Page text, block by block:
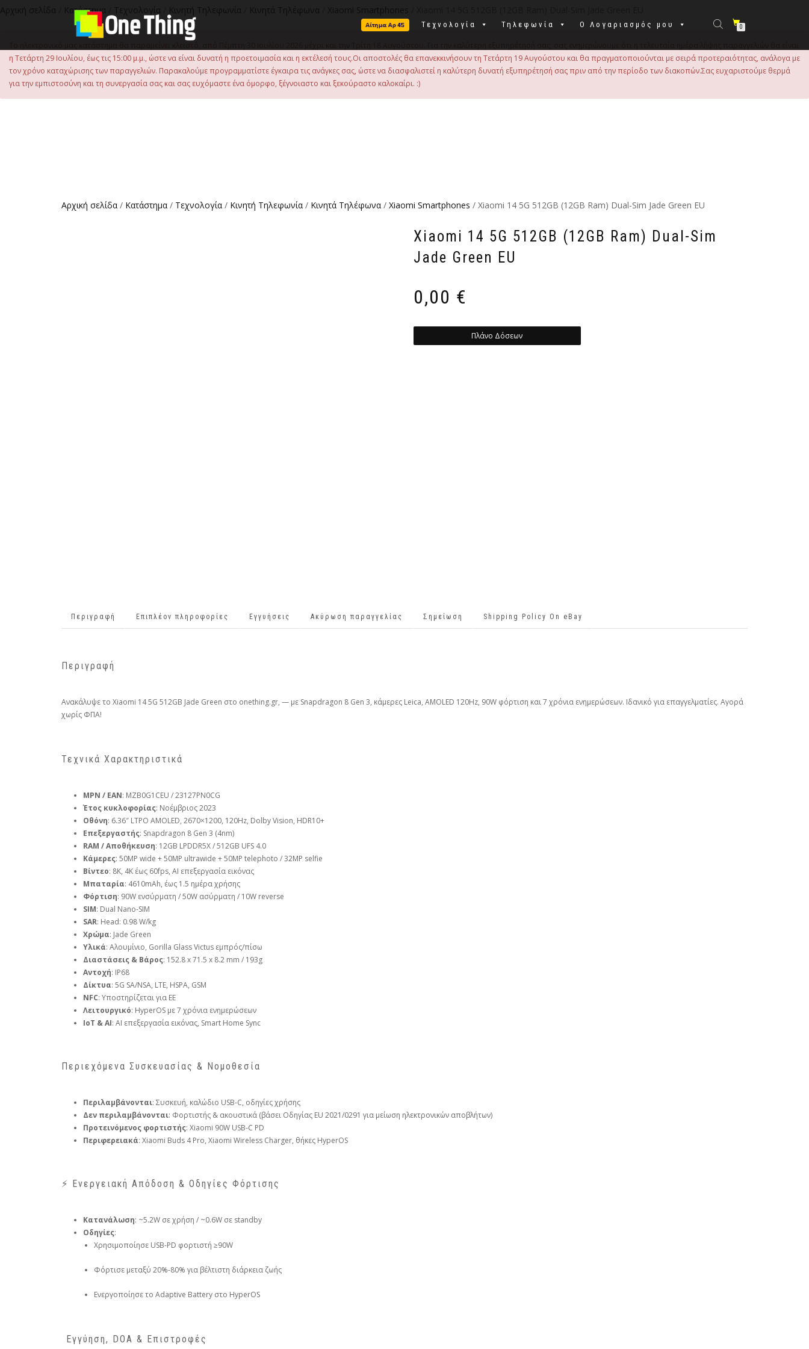
Τεχνολογία Τηλεφωνία Ο Λογαριασμός μου 0
Αρχική σελίδα Κατάστημα Τεχνολογία Κινητή Τηλεφωνία Κινητά Τηλέφωνα Xiaomi Smartphones
η Τετάρτη 29 Ιουλίου, έως τις 15:00 μ.μ., ώστε να είναι δυνατή η προετοιμασία και η εκτέλεσή τους.Οι αποστολές θα επανεκκινήσουν τη Τετάρτη 19 Αυγούστου και θα πραγματοποιούνται με σειρά προτεραιότητας, ανάλογα με
τον χρόνο καταχώρισης των παραγγελιών. Παρακαλούμε προγραμματίστε έγκαιρα τις ανάγκες σας, ώστε να διασφαλιστεί η καλύτερη δυνατή εξυπηρέτησή σας πριν από την περίοδο των διακοπών.Σας ευχαριστούμε θερμά
για την εμπιστοσύνη και τη συνεργασία σας και σας ευχόμαστε ένα όμορφο, ξέγνοιαστο και ξεκούραστο καλοκαίρι. :)
Αρχική σελίδα / Κατάστημα / Τεχνολογία / Κινητή Τηλεφωνία / Κινητά Τηλέφωνα / Xiaomi Smartphones / Xiaomi 14 5G 512GB (12GB Ram) Dual-Sim Jade Green EU
Xiaomi 14 5G 512GB (12GB Ram) Dual-Sim
Jade Green EU
0,00 €
Πλάνο Δόσεων
Περιγραφή Επιπλέον πληροφορίες Εγγυήσεις Ακύρωση παραγγελίας Σημείωση Shipping Policy On eBay
Περιγραφή
Ανακάλυψε το Xiaomi 14 5G 512GB Jade Green στο onething.gr, — με Snapdragon 8 Gen 3, κάμερες Leica, AMOLED 120Hz, 90W φόρτιση και 7 χρόνια ενημερώσεων. Ιδανικό για επαγγελματίες. Αγορά
χωρίς ΦΠΑ!
Τεχνικά Χαρακτηριστικά
MPN / EAN: MZB0G1CEU / 23127PN0CG
Έτος κυκλοφορίας: Νοέμβριος 2023
Οθόνη: 6.36″ LTPO AMOLED, 2670×1200, 120Hz, Dolby Vision, HDR10+
Επεξεργαστής: Snapdragon 8 Gen 3 (4nm)
RAM / Αποθήκευση: 12GB LPDDR5X / 512GB UFS 4.0
Κάμερες: 50MP wide + 50MP ultrawide + 50MP telephoto / 32MP selfie
Βίντεο: 8K, 4K έως 60fps, AI επεξεργασία εικόνας
Μπαταρία: 4610mAh, έως 1.5 ημέρα χρήσης
Φόρτιση: 90W ενσύρματη / 50W ασύρματη / 10W reverse
SIM: Dual Nano-SIM
SAR: Head: 0.98 W/kg
Χρώμα: Jade Green
Υλικά: Αλουμίνιο, Gorilla Glass Victus εμπρός/πίσω
Διαστάσεις & Βάρος: 152.8 x 71.5 x 8.2 mm / 193g
Αντοχή: IP68
Δίκτυα: 5G SA/NSA, LTE, HSPA, GSM
NFC: Υποστηρίζεται για ΕΕ
Λειτουργικό: HyperOS με 7 χρόνια ενημερώσεων
IoT & AI: AI επεξεργασία εικόνας, Smart Home Sync
Περιεχόμενα Συσκευασίας & Νομοθεσία
Περιλαμβάνονται: Συσκευή, καλώδιο USB-C, οδηγίες χρήσης
Δεν περιλαμβάνονται: Φορτιστής & ακουστικά (βάσει Οδηγίας EU 2021/0291 για μείωση ηλεκτρονικών αποβλήτων)
Προτεινόμενος φορτιστής: Xiaomi 90W USB-C PD
Περιφερειακά: Xiaomi Buds 4 Pro, Xiaomi Wireless Charger, θήκες HyperOS
⚡ Ενεργειακή Απόδοση & Οδηγίες Φόρτισης
Κατανάλωση: ~5.2W σε χρήση / ~0.6W σε standby
Οδηγίες:
Χρησιμοποίησε USB-PD φορτιστή ≥90W
Φόρτισε μεταξύ 20%-80% για βέλτιστη διάρκεια ζωής
Ενεργοποίησε το Adaptive Battery στο HyperOS
️ Εγγύηση, DOA & Επιστροφές